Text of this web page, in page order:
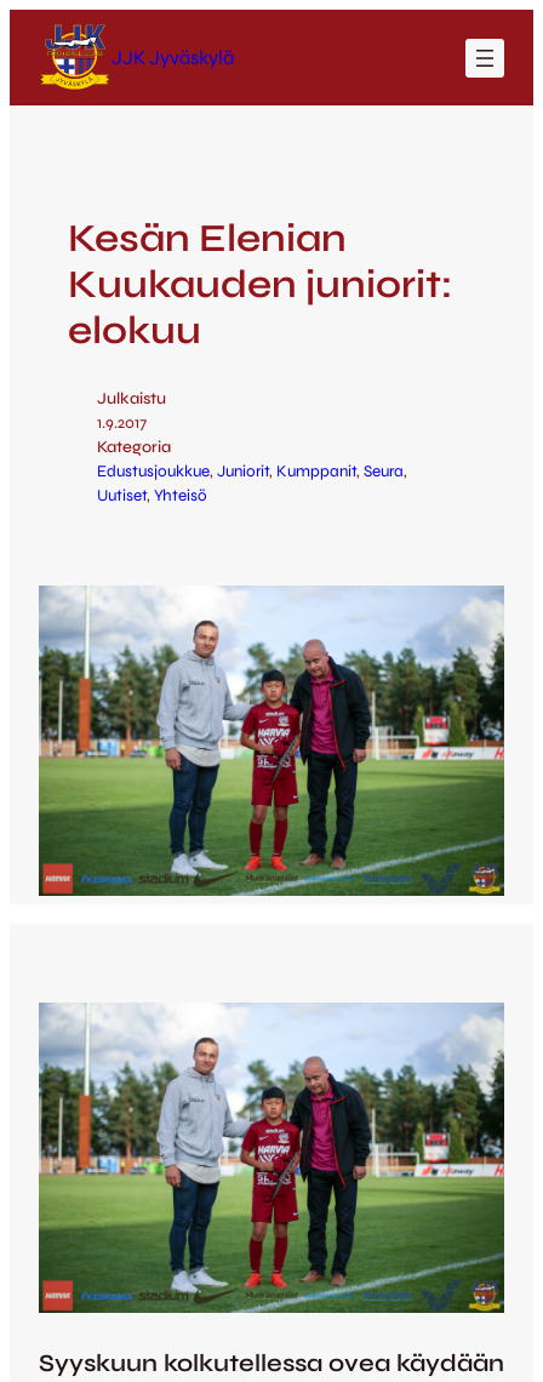
JJK Jyväskylä
Kesän Elenian
Kuukauden juniorit:
elokuu
Julkaistu
1.9.2017
Kategoria
Edustusjoukkue, Juniorit, Kumppanit, Seura
Uutiset, Yhteisö
Syyskuun kolkutellessa ovea käydään